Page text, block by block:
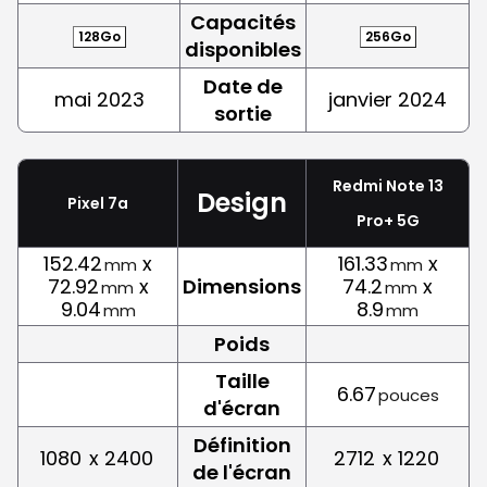
128Go
Capacités
disponibles
256Go
mai 2023
Date de
sortie
janvier 2024
Pixel 7a Design
Redmi Note 13
Pro+ 5G
152.42mm x
72.92mm x
9.04mm
Dimensions
161.33mm x
74.2mm x
8.9mm
Poids
Taille
d'écran
6.67pouces
1080 x 2400
Définition
de l'écran
2712 x 1220